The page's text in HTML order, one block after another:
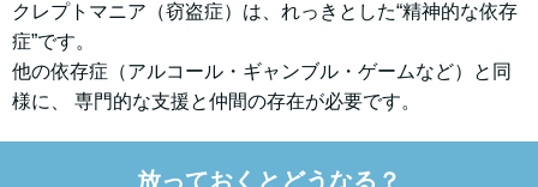
クレプトマニア（窃盗症）は、れっきとした“精神的な依存
症”です。
他の依存症（アルコール・ギャンブル・ゲームなど）と同
様に、 専門的な支援と仲間の存在が必要です。
放っておくとどうなる？